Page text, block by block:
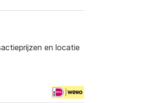
en locatie